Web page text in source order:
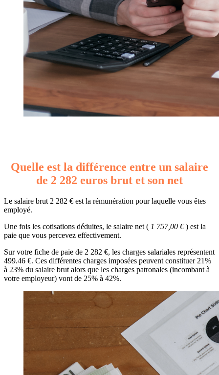
Quelle est la différence entre un salaire
de 2 282 euros brut et son net
Le salaire brut 2 282 € est la rémunération pour laquelle vous êtes
employé.
Une fois les cotisations déduites, le salaire net ( 1 757,00 €) est la
paie que vous percevez effectivement.
Sur votre fiche de paie de 2 282 €, les charges salariales représentent
499.46 €. Ces différentes charges imposées peuvent constituer 21%
à 23% du salaire brut alors que les charges patronales (incombant à
votre employeur) vont de 25% à 42%.